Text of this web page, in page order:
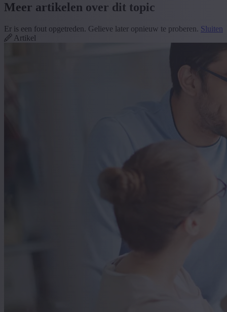
Meer artikelen over dit topic
Er is een fout opgetreden. Gelieve later opnieuw te proberen. Sluiten
Artikel